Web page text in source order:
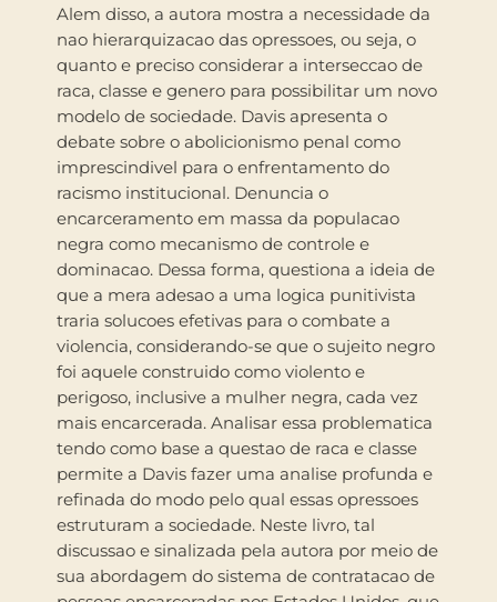
Alem disso, a autora mostra a necessidade da
nao hierarquizacao das opressoes, ou seja, o
quanto e preciso considerar a interseccao de
raca, classe e genero para possibilitar um novo
modelo de sociedade. Davis apresenta o
debate sobre o abolicionismo penal como
imprescindivel para o enfrentamento do
racismo institucional. Denuncia o
encarceramento em massa da populacao
negra como mecanismo de controle e
dominacao. Dessa forma, questiona a ideia de
que a mera adesao a uma logica punitivista
traria solucoes efetivas para o combate a
violencia, considerando-se que o sujeito negro
foi aquele construido como violento e
perigoso, inclusive a mulher negra, cada vez
mais encarcerada. Analisar essa problematica
tendo como base a questao de raca e classe
permite a Davis fazer uma analise profunda e
refinada do modo pelo qual essas opressoes
estruturam a sociedade. Neste livro, tal
discussao e sinalizada pela autora por meio de
sua abordagem do sistema de contratacao de